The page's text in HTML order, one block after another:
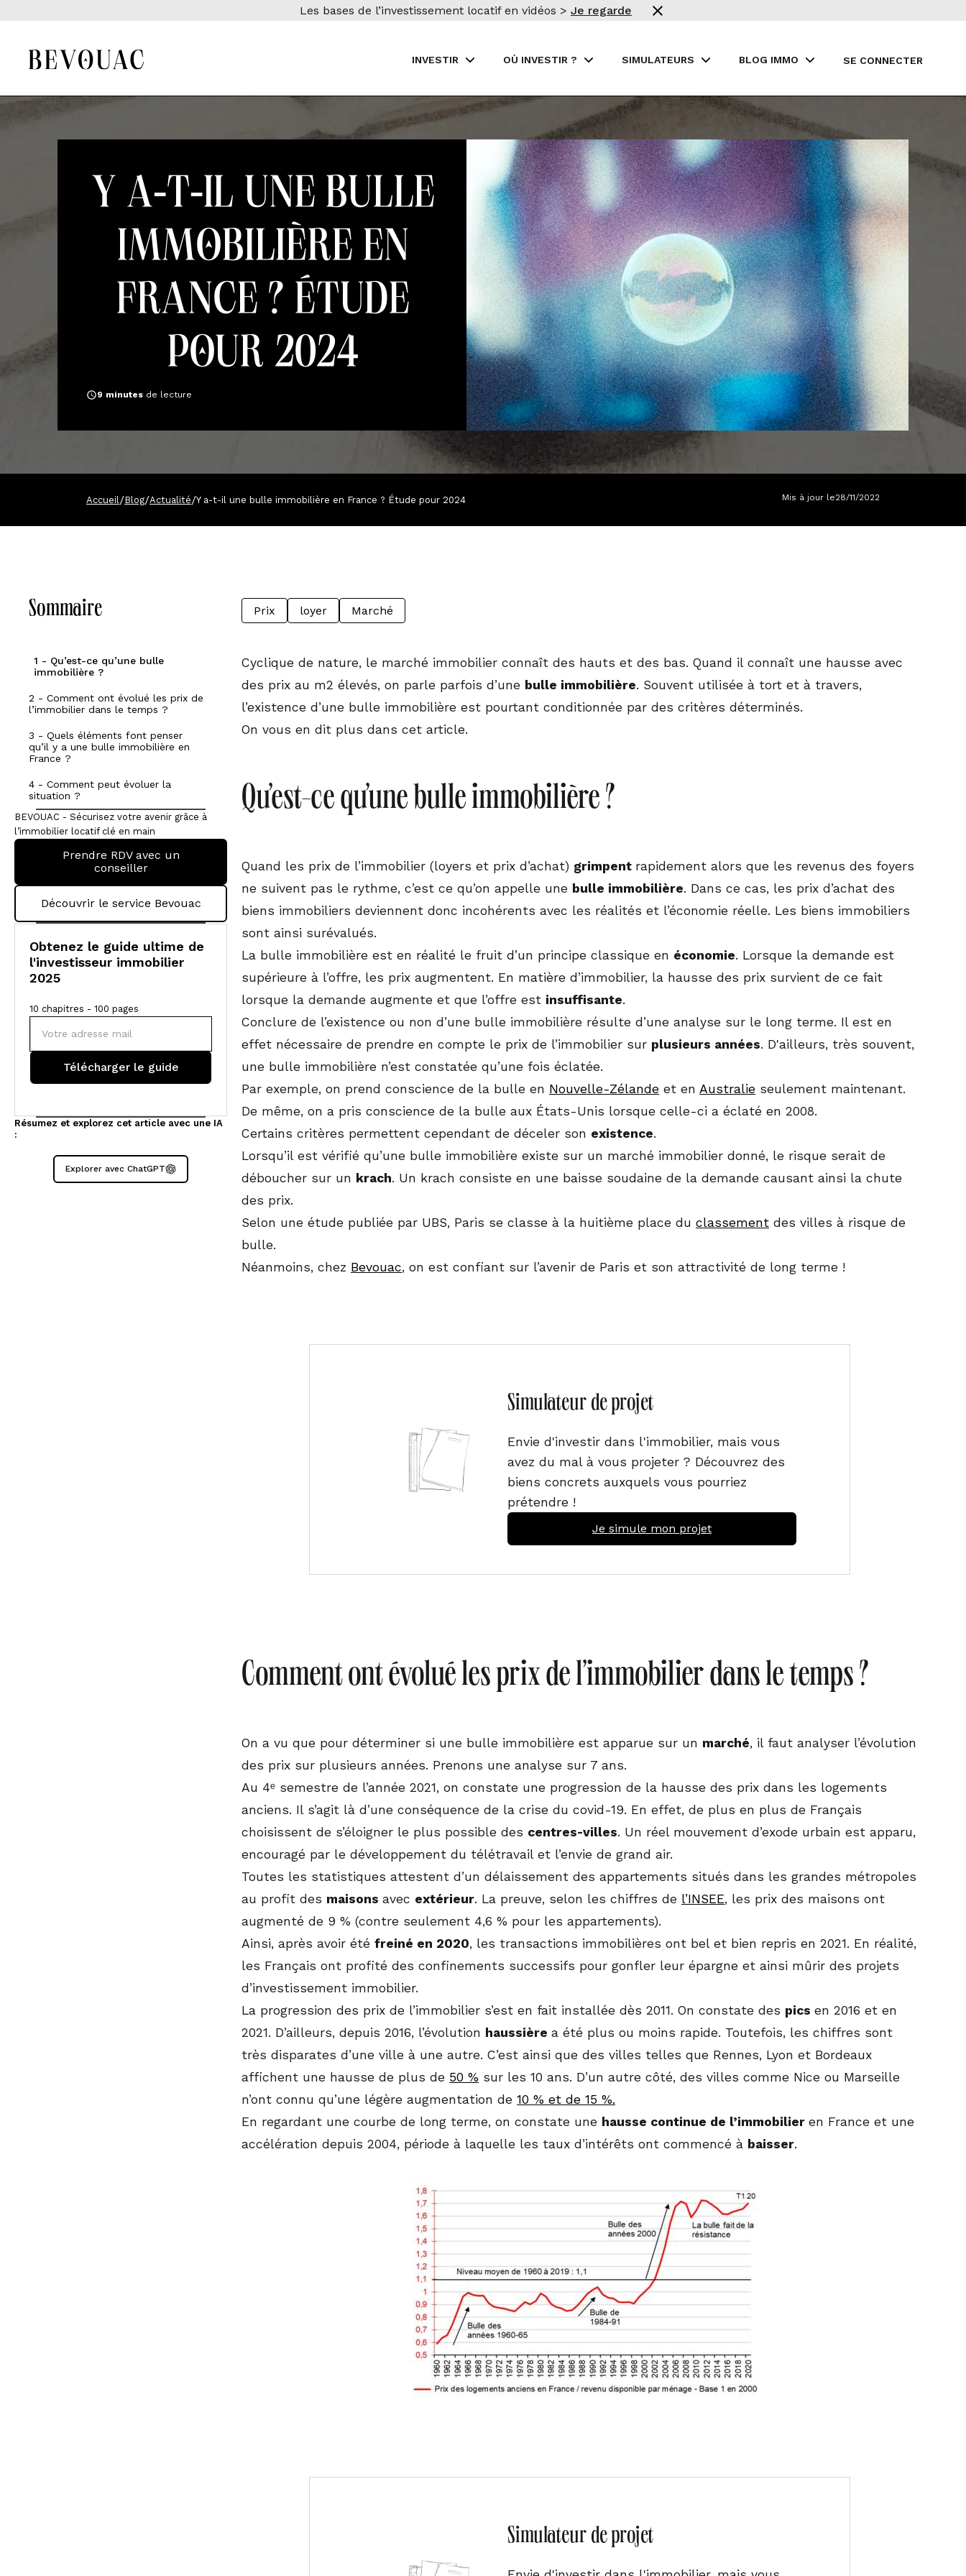
Les bases de l’investissement locatif en vidéos > Je regarde
INVESTIR OÙ INVESTIR ? SIMULATEURS BLOG IMMO SE CONNECTER
Y a-t-il une bulle
immobilière en
France ? Étude
pour 2024
9 minutes de lecture
Accueil /Blog/Actualité/Y a-t-il une bulle immobilière en France ? Étude pour 2024 Mis à jour le28/11/2022
Sommaire
1 - Qu’est-ce qu’une bulle
immobilière ?
2 - Comment ont évolué les prix de
l’immobilier dans le temps ?
3 - Quels éléments font penser
qu’il y a une bulle immobilière en
France ?
4 - Comment peut évoluer la
situation ?
BEVOUAC - Sécurisez votre avenir grâce à
l’immobilier locatif clé en main
Prendre RDV avec un
conseiller
Découvrir le service Bevouac
Obtenez le guide ultime de
l'investisseur immobilier
2025
10 chapitres - 100 pages
Résumez et explorez cet article avec une IA
:
Explorer avec ChatGPT
Prix loyer Marché
Cyclique de nature, le marché immobilier connaît des hauts et des bas. Quand il connaît une hausse avec
des prix au m2 élevés, on parle parfois d’une bulle immobilière. Souvent utilisée à tort et à travers,
l’existence d’une bulle immobilière est pourtant conditionnée par des critères déterminés.
On vous en dit plus dans cet article.
Qu’est-ce qu’une bulle immobilière ?
Quand les prix de l’immobilier (loyers et prix d’achat) grimpent rapidement alors que les revenus des foyers
ne suivent pas le rythme, c’est ce qu’on appelle une bulle immobilière. Dans ce cas, les prix d’achat des
biens immobiliers deviennent donc incohérents avec les réalités et l’économie réelle. Les biens immobiliers
sont ainsi surévalués.
La bulle immobilière est en réalité le fruit d’un principe classique en économie. Lorsque la demande est
supérieure à l’offre, les prix augmentent. En matière d’immobilier, la hausse des prix survient de ce fait
lorsque la demande augmente et que l’offre est insuffisante.
Conclure de l’existence ou non d’une bulle immobilière résulte d’une analyse sur le long terme. Il est en
effet nécessaire de prendre en compte le prix de l’immobilier sur plusieurs années. D'ailleurs, très souvent,
une bulle immobilière n’est constatée qu’une fois éclatée.
Par exemple, on prend conscience de la bulle en Nouvelle-Zélande et en Australie seulement maintenant.
De même, on a pris conscience de la bulle aux États-Unis lorsque celle-ci a éclaté en 2008.
Certains critères permettent cependant de déceler son existence.
Lorsqu’il est vérifié qu’une bulle immobilière existe sur un marché immobilier donné, le risque serait de
déboucher sur un krach. Un krach consiste en une baisse soudaine de la demande causant ainsi la chute
des prix.
Selon une étude publiée par UBS, Paris se classe à la huitième place du classement des villes à risque de
bulle.
Néanmoins, chez Bevouac, on est confiant sur l’avenir de Paris et son attractivité de long terme !
Simulateur de projet
Envie d'investir dans l'immobilier, mais vous
avez du mal à vous projeter ? Découvrez des
biens concrets auxquels vous pourriez
prétendre !
Je simule mon projet
Comment ont évolué les prix de l’immobilier dans le temps ?
On a vu que pour déterminer si une bulle immobilière est apparue sur un marché, il faut analyser l’évolution
des prix sur plusieurs années. Prenons une analyse sur 7 ans.
Au 4ᵉ semestre de l’année 2021, on constate une progression de la hausse des prix dans les logements
anciens. Il s’agit là d’une conséquence de la crise du covid-19. En effet, de plus en plus de Français
choisissent de s’éloigner le plus possible des centres-villes. Un réel mouvement d’exode urbain est apparu,
encouragé par le développement du télétravail et l’envie de grand air.
Toutes les statistiques attestent d’un délaissement des appartements situés dans les grandes métropoles
au profit des maisons avec extérieur. La preuve, selon les chiffres de l’INSEE, les prix des maisons ont
augmenté de 9 % (contre seulement 4,6 % pour les appartements).
Ainsi, après avoir été freiné en 2020, les transactions immobilières ont bel et bien repris en 2021. En réalité,
les Français ont profité des confinements successifs pour gonfler leur épargne et ainsi mûrir des projets
d’investissement immobilier.
La progression des prix de l’immobilier s’est en fait installée dès 2011. On constate des pics en 2016 et en
2021. D’ailleurs, depuis 2016, l’évolution haussière a été plus ou moins rapide. Toutefois, les chiffres sont
très disparates d’une ville à une autre. C’est ainsi que des villes telles que Rennes, Lyon et Bordeaux
affichent une hausse de plus de 50 % sur les 10 ans. D’un autre côté, des villes comme Nice ou Marseille
n’ont connu qu’une légère augmentation de 10 % et de 15 %.
En regardant une courbe de long terme, on constate une hausse continue de l’immobilier en France et une
accélération depuis 2004, période à laquelle les taux d’intérêts ont commencé à baisser.
Simulateur de projet